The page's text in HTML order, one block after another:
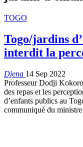
TOGO
Togo/jardins
interdit la
Djena 14 Sep 2022
Professeur Dodji
des repas et les
d’enfants publics au
communiqué du ministre